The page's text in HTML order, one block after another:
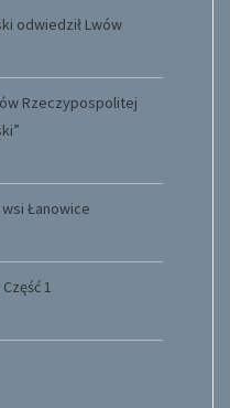
odwiedził Lwów
Rzeczypospolitej
Łanowice
1